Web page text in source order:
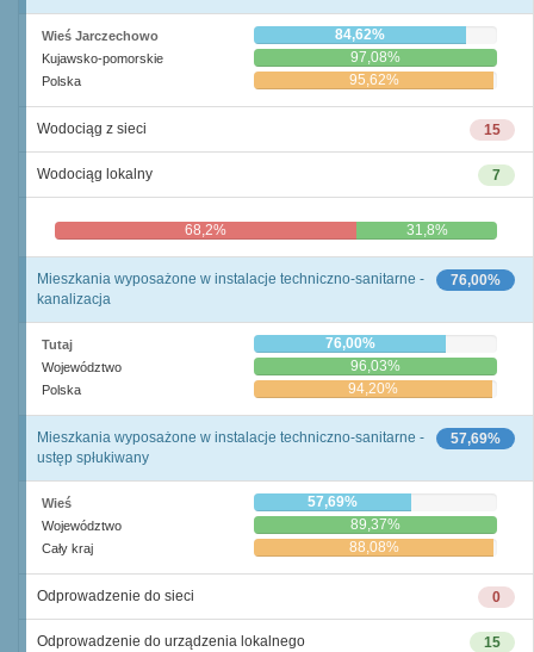
Wieś Jarczechowo 84,62%
Kujawsko-pomorskie 97,08%
Polska 95,62%
15
Wodociąg z sieci
7
Wodociąg lokalny
68,2% 31,8%
76,00%
Mieszkania wyposażone w instalacje techniczno-sanitarne -
kanalizacja
Tutaj 76,00%
Województwo 96,03%
Polska 94,20%
57,69%
Mieszkania wyposażone w instalacje techniczno-sanitarne -
ustęp spłukiwany
Wieś 57,69%
Województwo 89,37%
Cały kraj 88,08%
0
Odprowadzenie do sieci
15
Odprowadzenie do urządzenia lokalnego